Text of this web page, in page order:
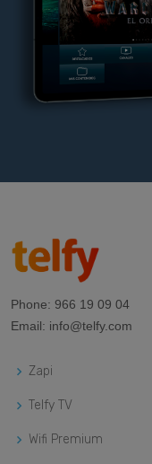
Phone: 966 19 09 04
Email: info@telfy.com
Zapi
Telfy TV
Wifi Premium